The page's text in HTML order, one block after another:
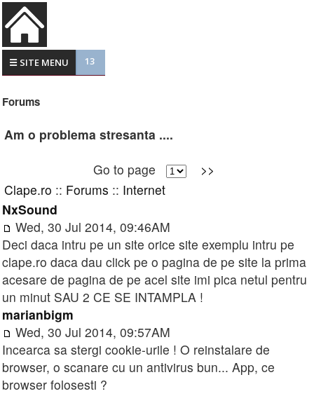
☰ SITE MENU 13
Forums
Am o problema stresanta ....
Go to page
>>
Clape.ro :: Forums :: Internet
NxSound
Wed, 30 Jul 2014, 09:46AM
Deci daca intru pe un site orice site exemplu intru pe
clape.ro daca dau click pe o pagina de pe site la prima
acesare de pagina de pe acel site imi pica netul pentru
un minut SAU 2 CE SE INTAMPLA !
marianbigm
Wed, 30 Jul 2014, 09:57AM
Incearca sa stergi cookie-urile ! O reinstalare de
browser, o scanare cu un antivirus bun... App, ce
browser folosesti ?